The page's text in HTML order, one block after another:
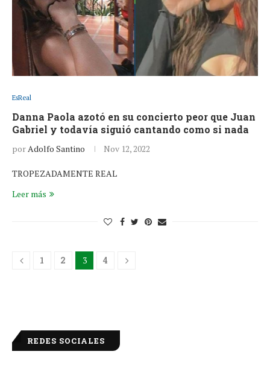
EsReal
Danna Paola azotó en su concierto peor que Juan
Gabriel y todavía siguió cantando como si nada
porAdolfo Santino Nov 12, 2022
TROPEZADAMENTE REAL
Leer más
1 2 3 4
REDES SOCIALES